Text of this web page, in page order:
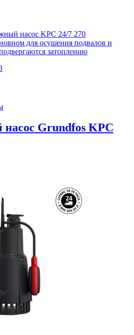
насос KPC 24/7 270
для осушения подвалов и
затоплению
Grundfos KPC